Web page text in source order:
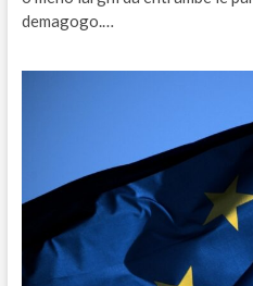
demagogo.…